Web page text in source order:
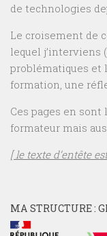
de technologies
Le croisement de
lequel j’interviens
problématiques et
formation, une
Ces pages en
formateur mais
[ le texte d’entête
MA STRUCTURE :